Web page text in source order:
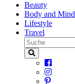
Beauty
Body and Mind
Lifestyle
Travel